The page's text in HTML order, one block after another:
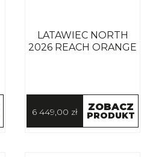
LATAWIEC NORTH
2026 REACH ORANGE
6 449,00 zł ZOBACZ
PRODUKT